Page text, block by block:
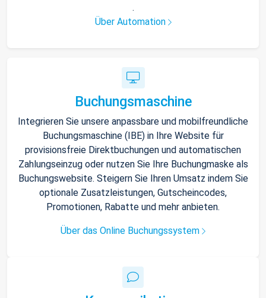
.
Über Automation
Buchungsmaschine
Integrieren Sie unsere anpassbare und mobilfreundliche
Buchungsmaschine (IBE) in Ihre Website für
provisionsfreie Direktbuchungen und automatischen
Zahlungseinzug oder nutzen Sie Ihre Buchungmaske als
Buchungswebsite. Steigern Sie Ihren Umsatz indem Sie
optionale Zusatzleistungen, Gutscheincodes,
Promotionen, Rabatte und mehr anbieten.
Über das Online Buchungssystem